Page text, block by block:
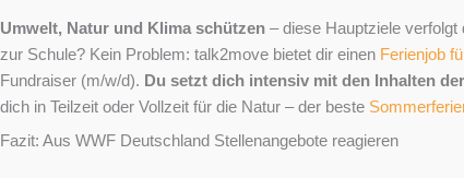
Umwelt, Natur und Klima schützen – diese Hauptziele
zur Schule? Kein Problem: talk2move bietet dir einen Ferienjob
Fundraiser (m/w/d). Du setzt dich intensiv mit den Inhalten
dich in Teilzeit oder Vollzeit für die Natur – der beste
Fazit: Aus WWF Deutschland Stellenangebote reagieren